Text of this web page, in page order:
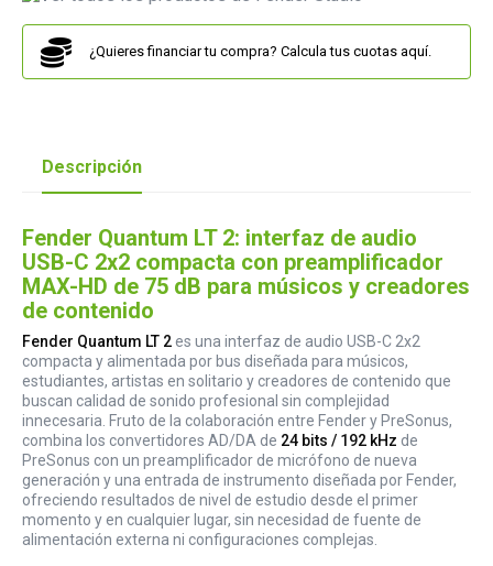
¿Quieres financiar tu compra? Calcula tus cuotas aquí.
Descripción
Fender Quantum LT 2: interfaz de audio
USB-C 2x2 compacta con preamplificador
MAX-HD de 75 dB para músicos y creadores
de contenido
Fender Quantum LT 2es una interfaz de audio USB-C 2x2
compacta y alimentada por bus diseñada para músicos,
estudiantes, artistas en solitario y creadores de contenido que
buscan calidad de sonido profesional sin complejidad
innecesaria. Fruto de la colaboración entre Fender y PreSonus,
combina los convertidores AD/DA de 24 bits / 192 kHz de
PreSonus con un preamplificador de micrófono de nueva
generación y una entrada de instrumento diseñada por Fender,
ofreciendo resultados de nivel de estudio desde el primer
momento y en cualquier lugar, sin necesidad de fuente de
alimentación externa ni configuraciones complejas.